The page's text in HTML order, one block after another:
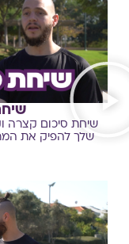
שיחת סיכום קצרה
שלך להפיק את